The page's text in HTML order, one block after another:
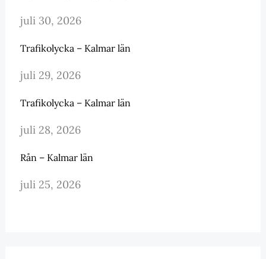
juli 30, 2026
Trafikolycka – Kalmar län
juli 29, 2026
Trafikolycka – Kalmar län
juli 28, 2026
Rån – Kalmar län
juli 25, 2026